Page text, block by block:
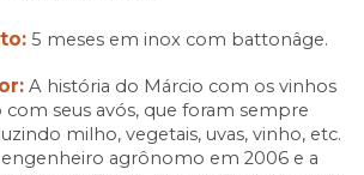
5 meses em inox com battonâge.
A história do Márcio com os vinhos
com seus avós, que foram sempre
milho, vegetais, uvas, vinho, etc.
agrônomo em 2006 e a